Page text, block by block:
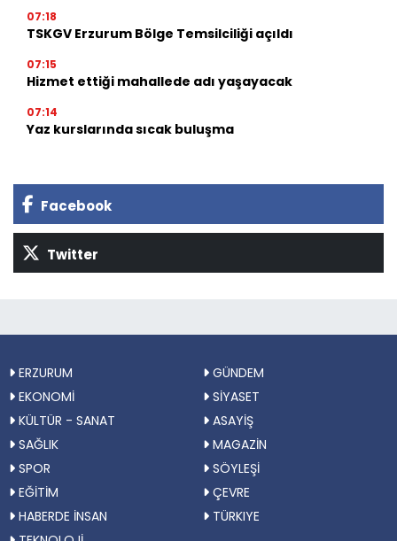
07:18
TSKGV Erzurum Bölge Temsilciliği açıldı
07:15
Hizmet ettiği mahallede adı yaşayacak
07:14
Yaz kurslarında sıcak buluşma
Facebook
Twitter
ERZURUM
GÜNDEM
EKONOMİ
SİYASET
KÜLTÜR - SANAT
ASAYİŞ
SAĞLIK
MAGAZİN
SPOR
SÖYLEŞİ
EĞİTİM
ÇEVRE
HABERDE İNSAN
TÜRKIYE